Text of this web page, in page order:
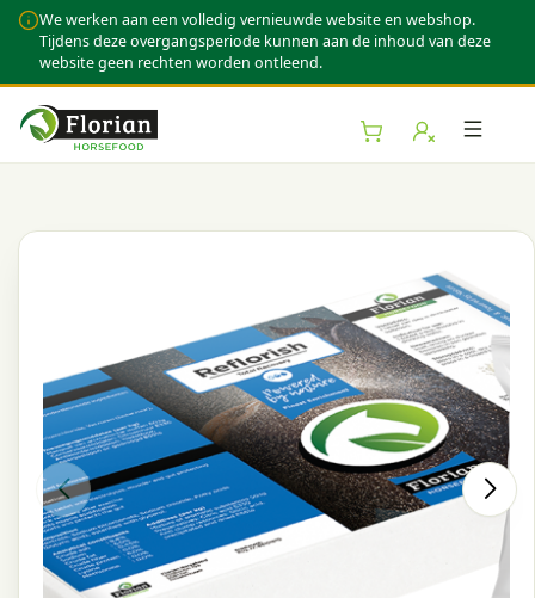
(Webshop)
(Over Florian)
We werken aan een volledig vernieuwde website en webshop.
Tijdens deze overgangsperiode kunnen aan de inhoud van deze
website geen rechten worden ontleend.